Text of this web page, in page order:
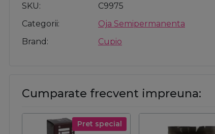
SKU
C9975
Categorii
Oja Semipermanenta
Brand
Cupio
Cumparate frecvent impreuna:
Pret special